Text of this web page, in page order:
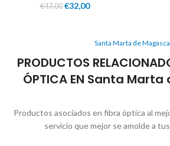
€47,00 €32,00
Santa Marta de Magasca
PRODUCTOS
ÓPTICA EN Santa
Productos asociados en fibra óptica al
servicio que mejor se amolde a